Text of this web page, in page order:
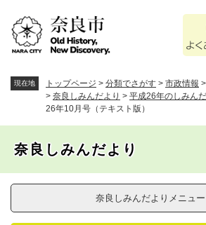
。
あ
問
現在地 トップページ > 分類でさがす > 市政情報 >
> 奈良しみんだより > 平成26年のしみん
26年10月号（テキスト版）
奈良しみんだより
奈良しみんだよりメニュー